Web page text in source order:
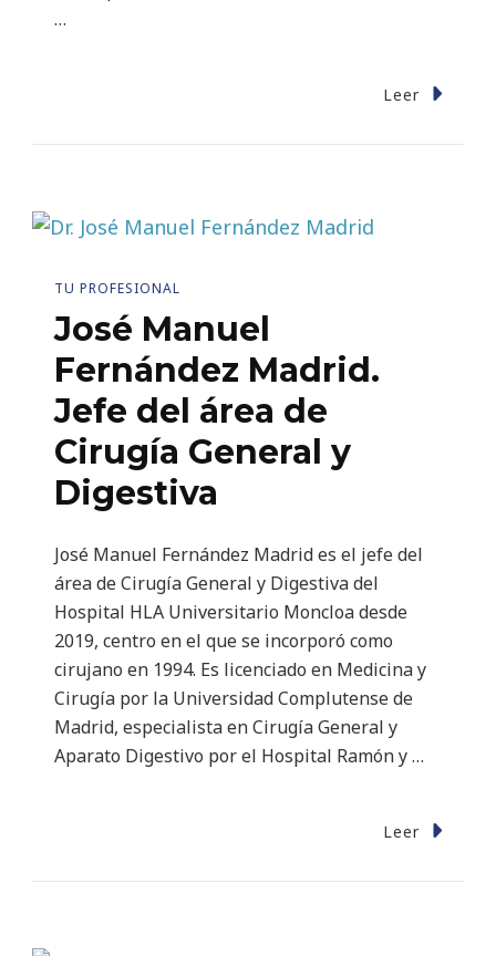
…
Leer
TU PROFESIONAL
José Manuel
Fernández Madrid.
Jefe del área de
Cirugía General y
Digestiva
José Manuel Fernández Madrid es el jefe del
área de Cirugía General y Digestiva del
Hospital HLA Universitario Moncloa desde
2019, centro en el que se incorporó como
cirujano en 1994. Es licenciado en Medicina y
Cirugía por la Universidad Complutense de
Madrid, especialista en Cirugía General y
Aparato Digestivo por el Hospital Ramón y …
Leer